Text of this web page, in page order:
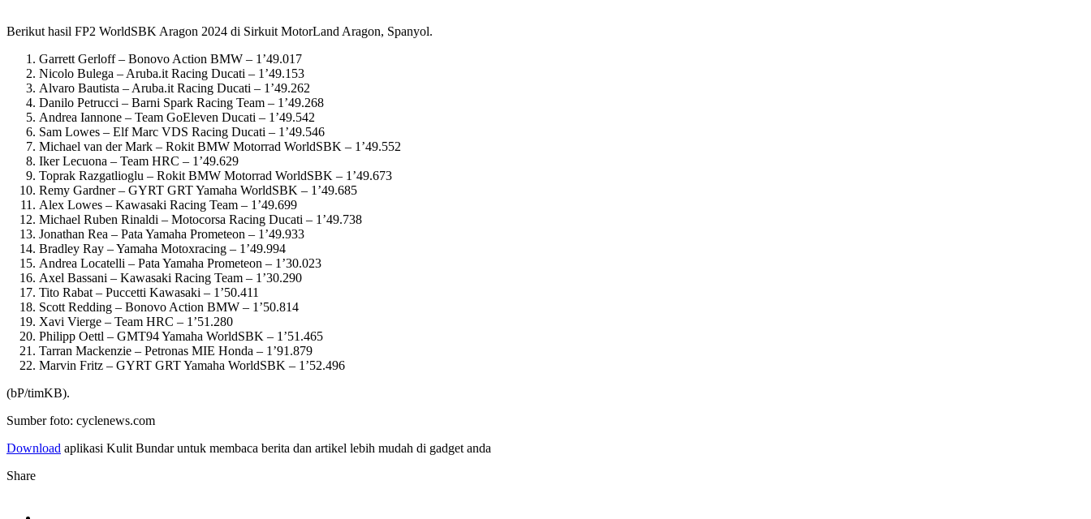
Berikut hasil FP2 WorldSBK Aragon 2024 di Sirkuit MotorLand Aragon, Spanyol.
Garrett Gerloff – Bonovo Action BMW – 1’49.017
Nicolo Bulega – Aruba.it Racing Ducati – 1’49.153
Alvaro Bautista – Aruba.it Racing Ducati – 1’49.262
Danilo Petrucci – Barni Spark Racing Team – 1’49.268
Andrea Iannone – Team GoEleven Ducati – 1’49.542
Sam Lowes – Elf Marc VDS Racing Ducati – 1’49.546
Michael van der Mark – Rokit BMW Motorrad WorldSBK – 1’49.552
Iker Lecuona – Team HRC – 1’49.629
Toprak Razgatlioglu – Rokit BMW Motorrad WorldSBK – 1’49.673
Remy Gardner – GYRT GRT Yamaha WorldSBK – 1’49.685
Alex Lowes – Kawasaki Racing Team – 1’49.699
Michael Ruben Rinaldi – Motocorsa Racing Ducati – 1’49.738
Jonathan Rea – Pata Yamaha Prometeon – 1’49.933
Bradley Ray – Yamaha Motoxracing – 1’49.994
Andrea Locatelli – Pata Yamaha Prometeon – 1’30.023
Axel Bassani – Kawasaki Racing Team – 1’30.290
Tito Rabat – Puccetti Kawasaki – 1’50.411
Scott Redding – Bonovo Action BMW – 1’50.814
Xavi Vierge – Team HRC – 1’51.280
Philipp Oettl – GMT94 Yamaha WorldSBK – 1’51.465
Tarran Mackenzie – Petronas MIE Honda – 1’91.879
Marvin Fritz – GYRT GRT Yamaha WorldSBK – 1’52.496
(bP/timKB).
Sumber foto: cyclenews.com
Download aplikasi Kulit Bundar untuk membaca berita dan artikel lebih mudah di gadget anda
Share